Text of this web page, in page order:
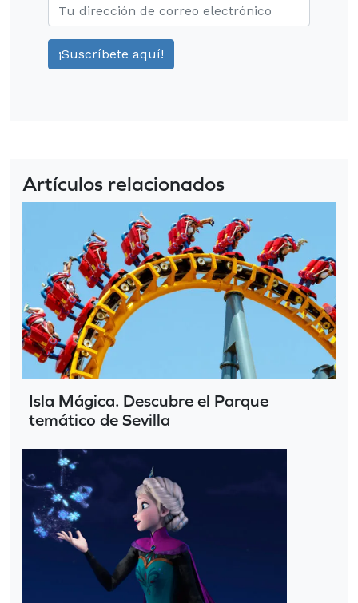
Artículos relacionados
Isla Mágica. Descubre el Parque
temático de Sevilla